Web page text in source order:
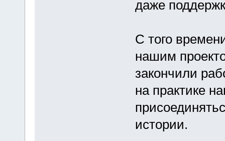
даже
С того
нашим
закончили
на практике
истории.